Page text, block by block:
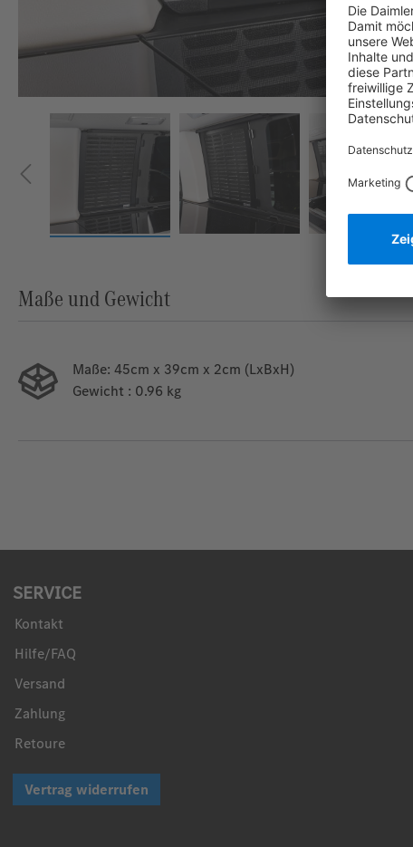
Maße und Gewicht
Maße: 45cm x 39cm x 2cm (LxBxH)
Gewicht : 0.96 kg
SERVICE
Kontakt
Hilfe/FAQ
Versand
Zahlung
Retoure
Vertrag widerrufen